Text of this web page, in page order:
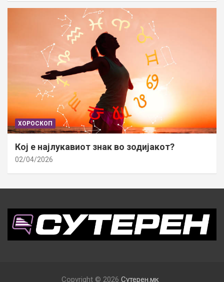
ХОРОСКОП
Кој е најлукавиот знак во зодијакот?
02/04/2026
Copyright © 2026 Сутерен.мк